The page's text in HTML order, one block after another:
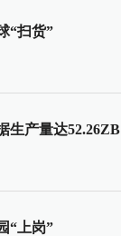
“扫货”
生产量达52.26ZB
“上岗”